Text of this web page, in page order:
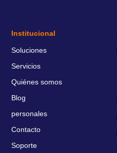
Institucional
Soluciones
Servicios
Quiénes somos
Blog
personales
Contacto
Soporte